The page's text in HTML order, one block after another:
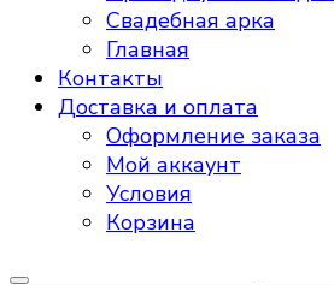
Свадебная арка
Главная
Контакты
Доставка и оплата
Оформление заказа
Мой аккаунт
Условия
Корзина